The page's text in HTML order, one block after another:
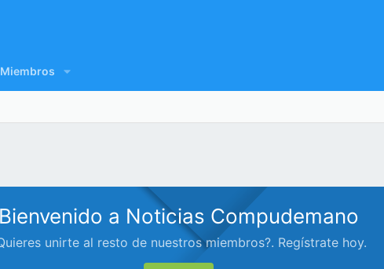
Miembros
Bienvenido a Noticias Compudemano
unirte al resto de nuestros miembros?. Regístrate hoy.